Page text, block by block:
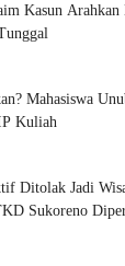
Kasun Arahkan
Mahasiswa
Kuliah
Ditolak Jadi
Sukoreno